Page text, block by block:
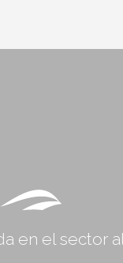
en el sector